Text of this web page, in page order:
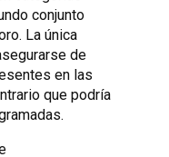
conjunto
La única
de
en las
que podría